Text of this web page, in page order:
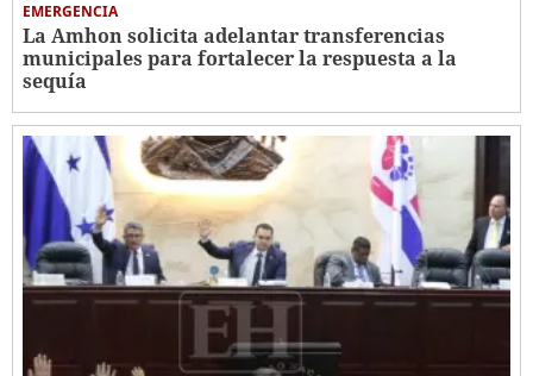
EMERGENCIA
La Amhon solicita adelantar transferencias
municipales para fortalecer la respuesta a la
sequía